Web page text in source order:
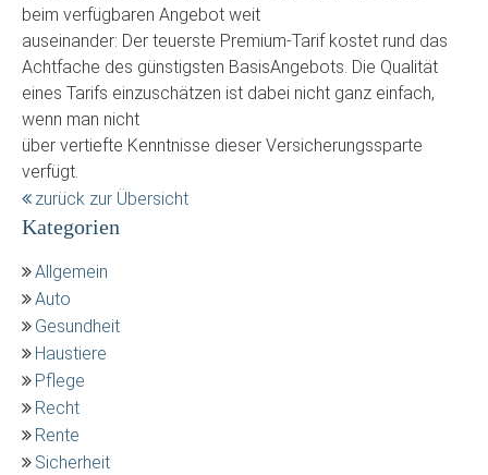
beim verfügbaren Angebot weit
auseinander: Der teuerste Premium-Tarif kostet rund das
Achtfache des günstigsten BasisAngebots. Die Qualität
eines Tarifs einzuschätzen ist dabei nicht ganz einfach,
wenn man nicht
über vertiefte Kenntnisse dieser Versicherungssparte
verfügt.
zurück zur Übersicht
Kategorien
Allgemein
Auto
Gesundheit
Haustiere
Pflege
Recht
Rente
Sicherheit